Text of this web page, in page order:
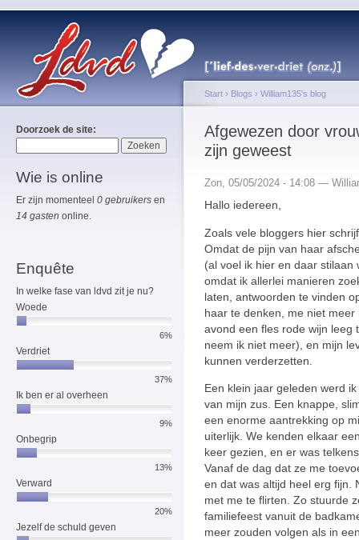
Doorzoek de site:
Wie is online
Er zijn momenteel 0 gebruikers en
14 gasten online.
Enquête
In welke fase van ldvd zit je nu?
Woede
6%
Verdriet
37%
Ik ben er al overheen
9%
Onbegrip
13%
Verward
20%
Jezelf de schuld geven
Start › Blogs › William135's blog
Afgewezen door
zijn geweest
Zon, 05/05/2024 - 14:08 —
Hallo iedereen,
Zoals vele bloggers hier
Omdat de pijn van haar
(al voel ik hier en daar
omdat ik allerlei manieren
laten, antwoorden te vinden
haar te denken, me niet
avond een fles rode wijn leeg
neem ik niet meer), en mijn
kunnen verderzetten.
Een klein jaar geleden werd
van mijn zus. Een knappe,
een enorme aantrekking op
uiterlijk. We kenden elkaar
keer gezien, en er was
Vanaf de dag dat ze me
en dat was altijd heel erg fijn.
met me te flirten. Zo stuurde
familiefeest vanuit de
meer zouden volgen als in